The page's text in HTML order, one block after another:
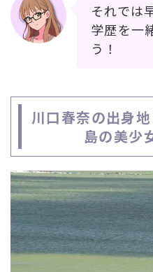
それでは
学歴を一
う！
川口春奈の出身
島の美少